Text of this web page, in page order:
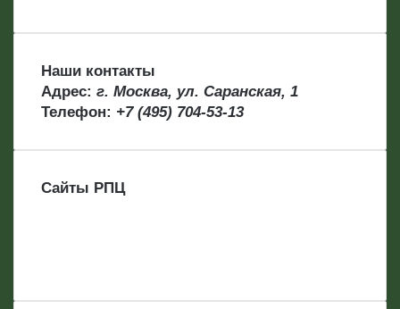
Наши контакты
Адрес: г. Москва, ул. Саранская, 1
Телефон: +7 (495) 704-53-13
Сайты РПЦ